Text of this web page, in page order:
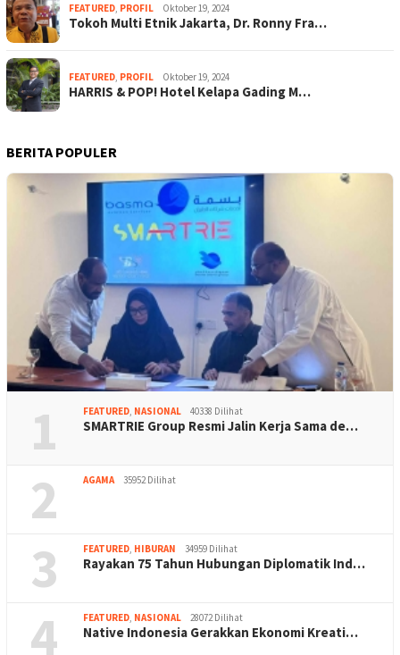
FEATURED PROFIL Oktober 19, 2024
Tokoh Multi Etnik Jakarta, Dr. Ronny Fra…
FEATURED PROFIL Oktober 19, 2024
HARRIS & POP! Hotel Kelapa Gading M…
BERITA POPULER
1 FEATURED, NASIONAL 40338 Dilihat
SMARTRIE Group Resmi Jalin Kerja Sama de…
2 AGAMA 35952 Dilihat
3 FEATURED, HIBURAN 34959 Dilihat
Rayakan 75 Tahun Hubungan Diplomatik Ind…
4 FEATURED, NASIONAL 28072 Dilihat
Native Indonesia Gerakkan Ekonomi Kreati…